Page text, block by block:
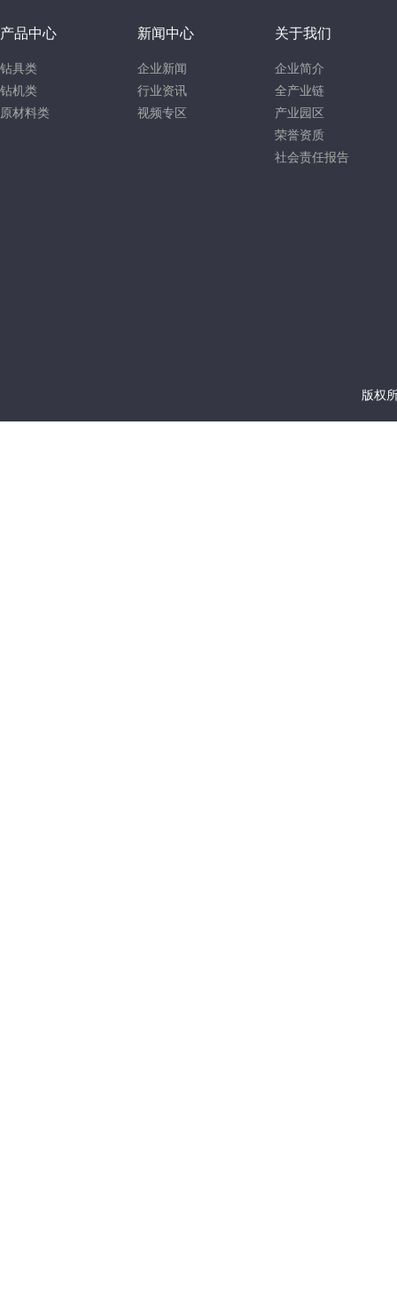
产品中心
钻具类
钻机类
原材料类
新闻中心
企业新闻
行业资讯
视频专区
关于我们
企业简介
全产业链
产业园区
荣誉资质
社会责任报告
版权